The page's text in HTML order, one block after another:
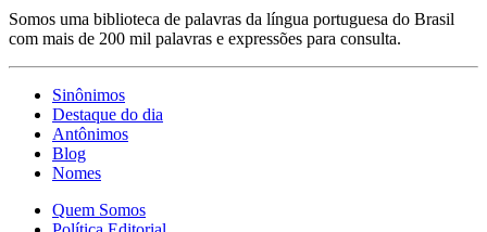
Somos uma biblioteca de palavras da língua portuguesa do Brasil
com mais de 200 mil palavras e expressões para consulta.
Sinônimos
Destaque do dia
Antônimos
Blog
Nomes
Quem Somos